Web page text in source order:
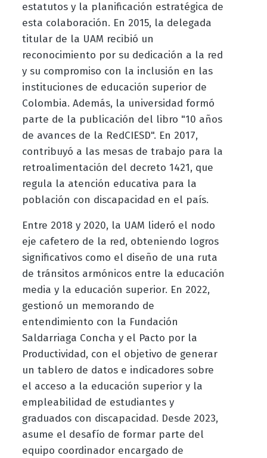
estatutos y la planificación estratégica de
esta colaboración. En 2015, la delegada
titular de la UAM recibió un
reconocimiento por su dedicación a la red
y su compromiso con la inclusión en las
instituciones de educación superior de
Colombia. Además, la universidad formó
parte de la publicación del libro "10 años
de avances de la RedCIESD". En 2017,
contribuyó a las mesas de trabajo para la
retroalimentación del decreto 1421, que
regula la atención educativa para la
población con discapacidad en el país.
Entre 2018 y 2020, la UAM lideró el nodo
eje cafetero de la red, obteniendo logros
significativos como el diseño de una ruta
de tránsitos armónicos entre la educación
media y la educación superior. En 2022,
gestionó un memorando de
entendimiento con la Fundación
Saldarriaga Concha y el Pacto por la
Productividad, con el objetivo de generar
un tablero de datos e indicadores sobre
el acceso a la educación superior y la
empleabilidad de estudiantes y
graduados con discapacidad. Desde 2023,
asume el desafío de formar parte del
equipo coordinador encargado de